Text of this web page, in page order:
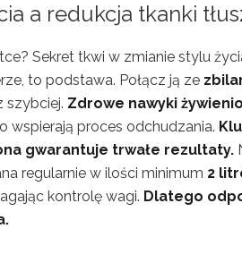
a redukcja tkanki
Sekret tkwi w zmianie stylu
to podstawa. Połącz ją ze
szybciej. Zdrowe nawyki
wspierają proces odchudzania.
gwarantuje trwałe rezultaty.
regularnie w ilości minimum 2
kontrolę wagi. Dlatego